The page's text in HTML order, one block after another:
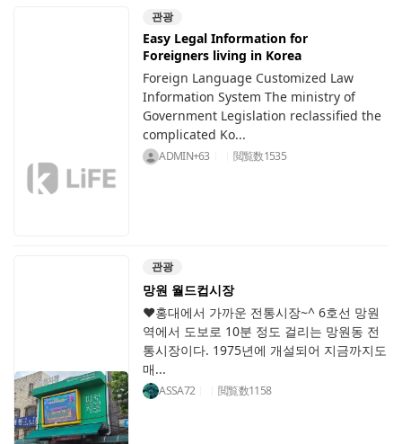
관광
Easy Legal Information for
Foreigners living in Korea
Foreign Language Customized Law
Information System The ministry of
Government Legislation reclassified the
complicated Ko...
ADMIN+63 閲覧数1535
관광
망원 월드컵시장
♥홍대에서 가까운 전통시장~^ 6호선 망원
역에서 도보로 10분 정도 걸리는 망원동 전
통시장이다. 1975년에 개설되어 지금까지도
매...
ASSA72 閲覧数1158